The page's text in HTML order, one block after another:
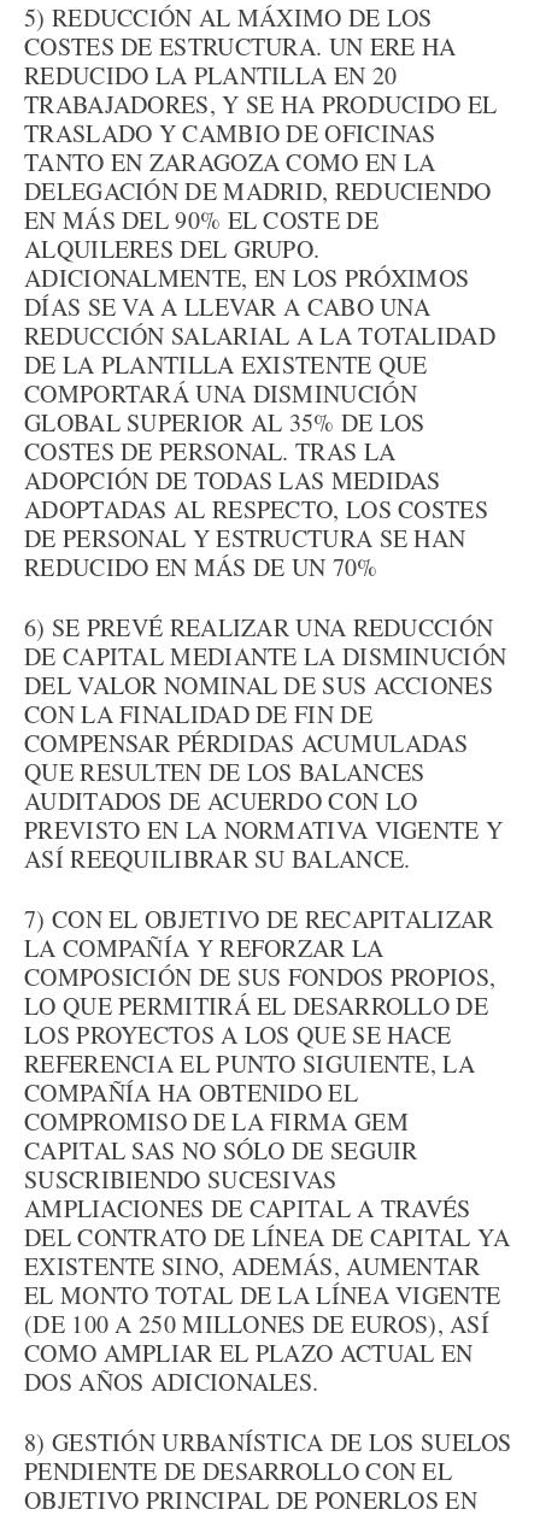
5) REDUCCIÓN AL MÁXIMO DE LOS
COSTES DE ESTRUCTURA. UN ERE HA
REDUCIDO LA PLANTILLA EN 20
TRABAJADORES, Y SE HA PRODUCIDO EL
TRASLADO Y CAMBIO DE OFICINAS
TANTO EN ZARAGOZA COMO EN LA
DELEGACIÓN DE MADRID, REDUCIENDO
EN MÁS DEL 90% EL COSTE DE
ALQUILERES DEL GRUPO.
ADICIONALMENTE, EN LOS PRÓXIMOS
DÍAS SE VA A LLEVAR A CABO UNA
REDUCCIÓN SALARIAL A LA TOTALIDAD
DE LA PLANTILLA EXISTENTE QUE
COMPORTARÁ UNA DISMINUCIÓN
GLOBAL SUPERIOR AL 35% DE LOS
COSTES DE PERSONAL. TRAS LA
ADOPCIÓN DE TODAS LAS MEDIDAS
ADOPTADAS AL RESPECTO, LOS COSTES
DE PERSONAL Y ESTRUCTURA SE HAN
REDUCIDO EN MÁS DE UN 70%
6) SE PREVÉ REALIZAR UNA REDUCCIÓN
DE CAPITAL MEDIANTE LA DISMINUCIÓN
DEL VALOR NOMINAL DE SUS ACCIONES
CON LA FINALIDAD DE FIN DE
COMPENSAR PÉRDIDAS ACUMULADAS
QUE RESULTEN DE LOS BALANCES
AUDITADOS DE ACUERDO CON LO
PREVISTO EN LA NORMATIVA VIGENTE Y
ASÍ REEQUILIBRAR SU BALANCE.
7) CON EL OBJETIVO DE RECAPITALIZAR
LA COMPAÑÍA Y REFORZAR LA
COMPOSICIÓN DE SUS FONDOS PROPIOS,
LO QUE PERMITIRÁ EL DESARROLLO DE
LOS PROYECTOS A LOS QUE SE HACE
REFERENCIA EL PUNTO SIGUIENTE, LA
COMPAÑÍA HA OBTENIDO EL
COMPROMISO DE LA FIRMA GEM
CAPITAL SAS NO SÓLO DE SEGUIR
SUSCRIBIENDO SUCESIVAS
AMPLIACIONES DE CAPITAL A TRAVÉS
DEL CONTRATO DE LÍNEA DE CAPITAL YA
EXISTENTE SINO, ADEMÁS, AUMENTAR
EL MONTO TOTAL DE LA LÍNEA VIGENTE
(DE 100 A 250 MILLONES DE EUROS), ASÍ
COMO AMPLIAR EL PLAZO ACTUAL EN
DOS AÑOS ADICIONALES.
8) GESTIÓN URBANÍSTICA DE LOS SUELOS
PENDIENTE DE DESARROLLO CON EL
OBJETIVO PRINCIPAL DE PONERLOS EN